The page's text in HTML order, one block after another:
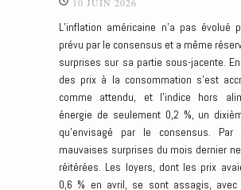
10 JUIN 2026
L’inflation américaine n’a pas évolué
prévu par le consensus et a même
surprises sur sa partie sous-jacente.
des prix à la consommation s’est
comme attendu, et l’indice hors
énergie de seulement 0,2 %, un
qu’envisagé par le consensus. Par
mauvaises surprises du mois dernier
réitérées. Les loyers, dont les prix
0,6 % en avril, se sont assagis, avec